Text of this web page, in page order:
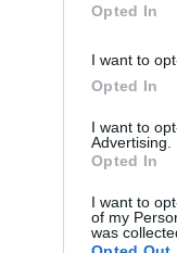
Opted In
I want to
Opted In
I want to
Advertising.
Opted In
I want to
of my
was